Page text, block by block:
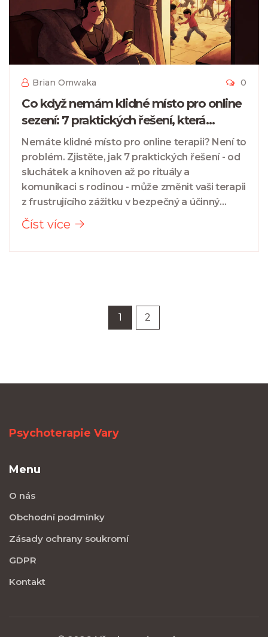
Brian Omwaka 0
Co když nemám klidné místo pro online
sezení: 7 praktických řešení, která
skutečně fungují
Nemáte klidné místo pro online terapii? Není to
problém. Zjistěte, jak 7 praktických řešení - od
sluchátek a knihoven až po rituály a
komunikaci s rodinou - může změnit vaši terapii
z frustrujícího zážitku v bezpečný a účinný
prostor.
Číst více
1 2
Psychoterapie Vary
Menu
O nás
Obchodní podmínky
Zásady ochrany soukromí
GDPR
Kontakt